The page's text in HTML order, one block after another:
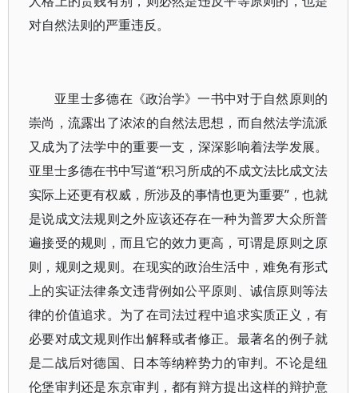
对自然法则的严重违反。
亚里士多德在《政治学》一书中对于自然原则的
崇尚，流露出了浓浓的自然法思想，而自然法学流派
又成为了法学中的重要一支，深深影响着法学发展。
亚里士多德在书中写道“积习所成的不成文法比成文法
实际上还更有权威，所涉及的事情也更为重要”，也就
是说成文法规则之外应该还存在一种为普罗大众所普
遍接受的规则，而且它的效力更高，可谓是原则之原
则，规则之规则。在现实的政治生活中，难免有形式
上的实证法律条文违背例如公平原则、诚信原则等法
律的价值追求。为了在司法过程中追求实质正义，有
必要对成文规则作出解释或者修正。最著名的例子就
是二战后对德国、日本等纳粹势力的审判。不论是纽
伦堡审判还是东京审判，都有辩方提出这样的辩护意